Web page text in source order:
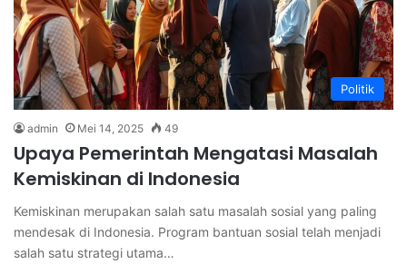
Politik
admin Mei 14, 2025 49
Upaya Pemerintah Mengatasi Masalah
Kemiskinan di Indonesia
Kemiskinan merupakan salah satu masalah sosial yang paling
mendesak di Indonesia. Program bantuan sosial telah menjadi
salah satu strategi utama…